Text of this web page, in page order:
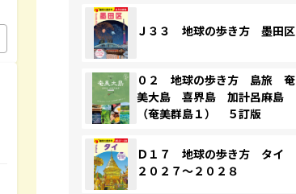
Ｊ３３ 地球の歩き方 墨田区
０２ 地球の歩き方 島旅 奄
美大島 喜界島 加計呂麻島
（奄美群島１） ５訂版
Ｄ１７ 地球の歩き方 タイ
２０２７～２０２８